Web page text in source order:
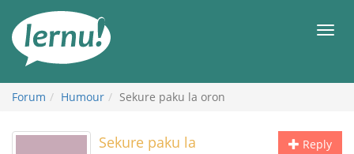
the
content
Forum Humour Sekure paku la oron
Reply
Sekure paku la